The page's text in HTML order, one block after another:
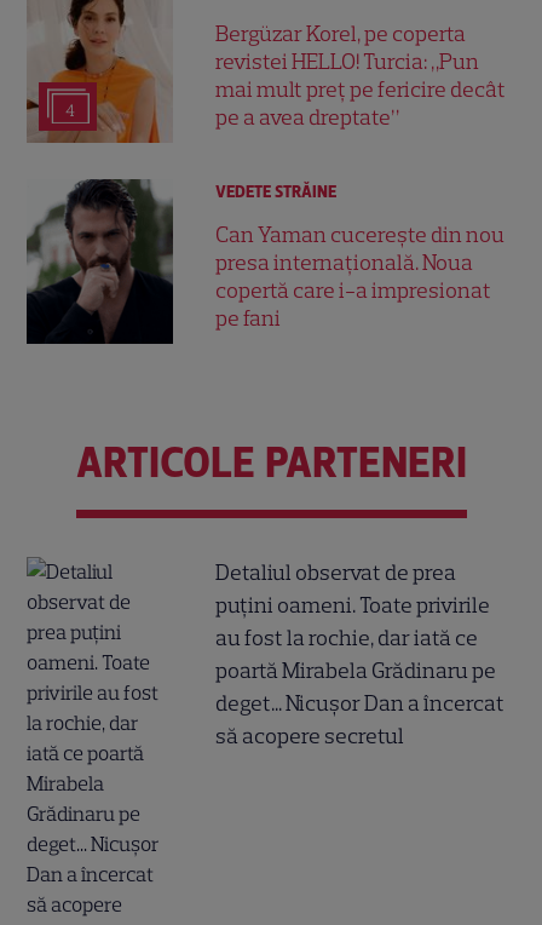
4
Bergüzar Korel, pe coperta
revistei HELLO! Turcia: „Pun
mai mult preț pe fericire decât
pe a avea dreptate”
VEDETE STRĂINE
Can Yaman cucerește din nou
presa internațională. Noua
copertă care i-a impresionat
pe fani
ARTICOLE PARTENERI
Detaliul observat de prea
puțini oameni. Toate privirile
au fost la rochie, dar iată ce
poartă Mirabela Grădinaru pe
deget... Nicușor Dan a încercat
să acopere secretul